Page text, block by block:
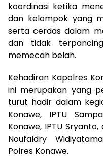
koordinasi ketika
dan kelompok yang
serta cerdas dalam
dan tidak
memecah belah.
Kehadiran Kapolres
ini merupakan yang
turut hadir dalam
Konawe, IPTU
Konawe, IPTU
Noufaldry
Polres Konawe.